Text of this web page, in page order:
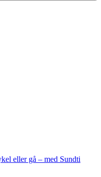
eller gå – med Sundti